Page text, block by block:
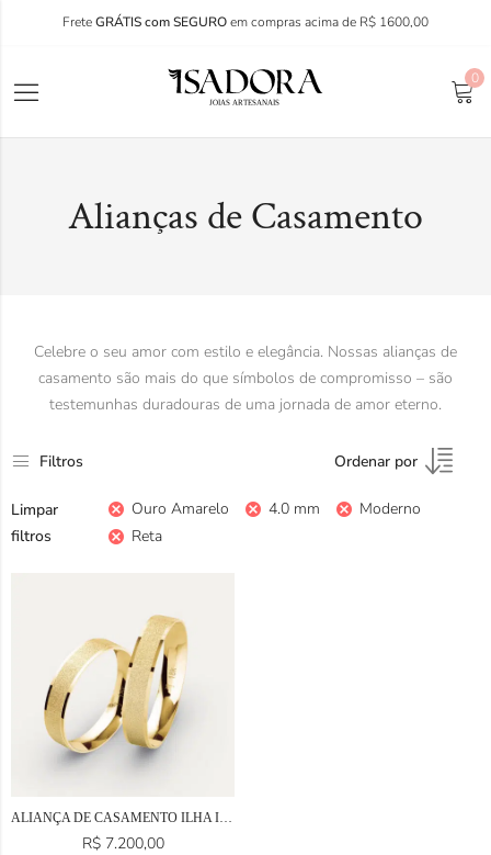
FreteGRÁTIS com SEGUROem compras acima de R$ 1600,00
0
Alianças de Casamento
Celebre o seu amor com estilo e elegância. Nossas alianças de
casamento são mais do que símbolos de compromisso – são
testemunhas duradouras de uma jornada de amor eterno.
Filtros Ordenar por
Limpar
filtros
Ouro Amarelo 4.0 mm
Moderno
Reta
ALIANÇA DE CASAMENTO ILHA ITÁLIA EM OURO 18K
R$7.200,00